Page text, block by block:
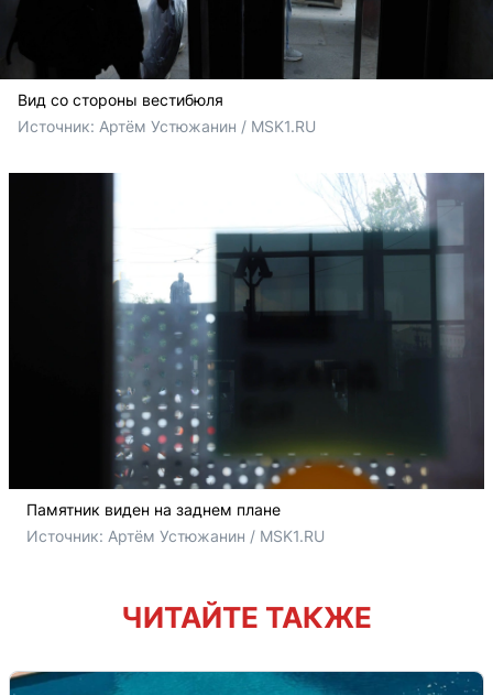
Вид со стороны вестибюля
Источник: Артём Устюжанин / MSK1.RU
Памятник виден на заднем плане
Источник: Артём Устюжанин / MSK1.RU
ЧИТАЙТЕ ТАКЖЕ